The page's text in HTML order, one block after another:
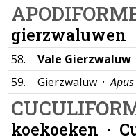
gierzwaluwen
58. Vale Gierzwaluw
59.
Gierzwaluw ·
koekoeken ·